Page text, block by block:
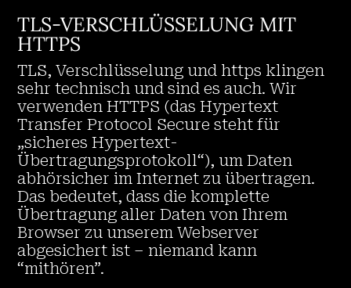
TLS-VERSCHLÜSSELUNG MIT
HTTPS
TLS, Verschlüsselung und https klingen
sehr technisch und sind es auch. Wir
verwenden HTTPS (das Hypertext
Transfer Protocol Secure steht für
„sicheres Hypertext-
Übertragungsprotokoll“), um Daten
abhörsicher im Internet zu übertragen.
Das bedeutet, dass die komplette
Übertragung aller Daten von Ihrem
Browser zu unserem Webserver
abgesichert ist – niemand kann
“mithören”.